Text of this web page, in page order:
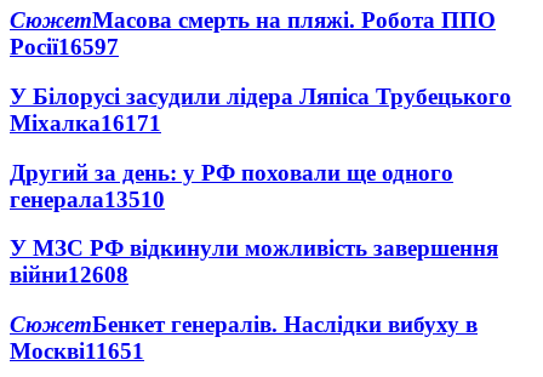
СюжетМасова смерть на пляжі. Робота ППО
Росії16597
У Білорусі засудили лідера Ляпіса Трубецького
Міхалка16171
Другий за день: у РФ поховали ще одного
генерала13510
У МЗС РФ відкинули можливість завершення
війни12608
СюжетБенкет генералів. Наслідки вибуху в
Москві11651